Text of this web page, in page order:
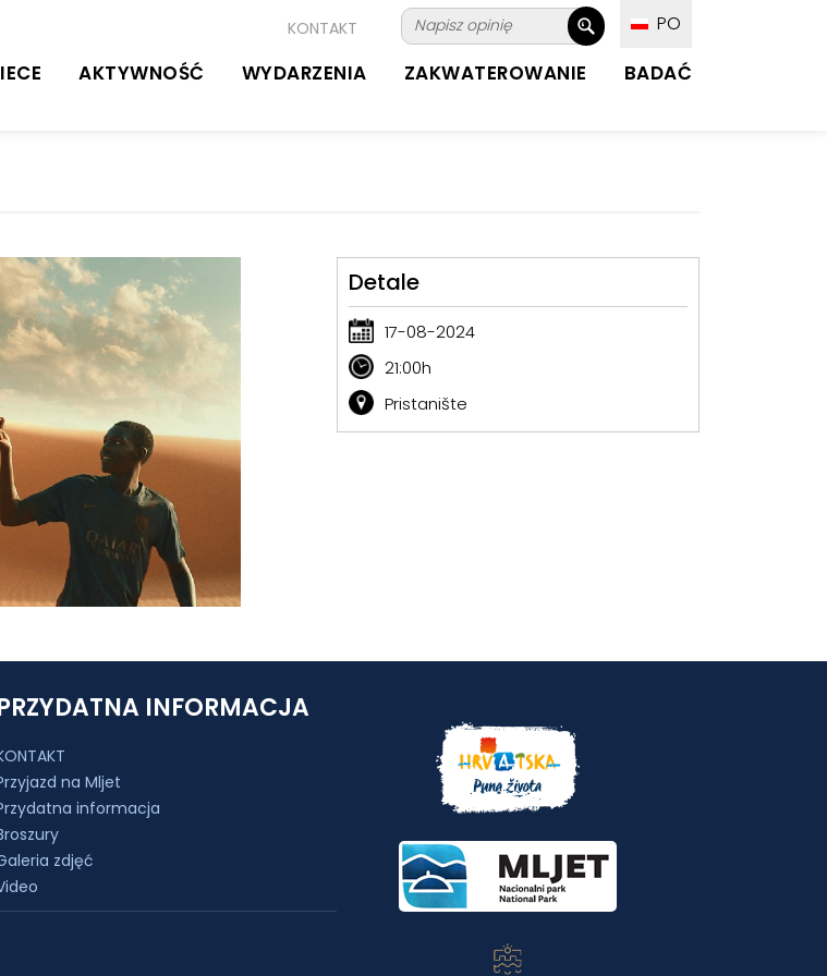
KONTAKT PO
AKTYWNOŚĆ WYDARZENIA ZAKWATEROWANIE BADAĆ
Detale
17-08-2024
21:00h
Pristanište
INFORMACJA
na Mljet
informacja
zdjęć